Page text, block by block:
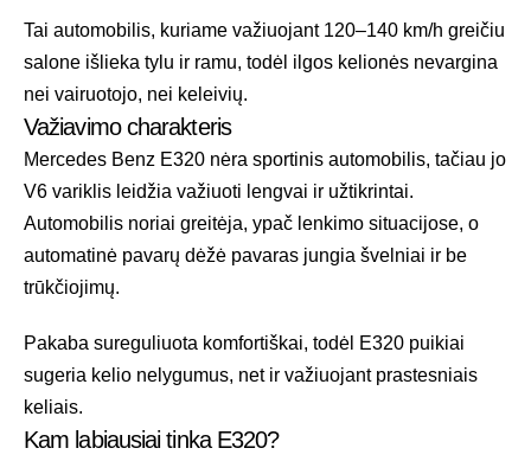
Tai automobilis, kuriame važiuojant 120–140 km/h greičiu
salone išlieka tylu ir ramu, todėl ilgos kelionės nevargina
nei vairuotojo, nei keleivių.
Važiavimo charakteris
Mercedes Benz E320 nėra sportinis automobilis, tačiau jo
V6 variklis leidžia važiuoti lengvai ir užtikrintai.
Automobilis noriai greitėja, ypač lenkimo situacijose, o
automatinė pavarų dėžė pavaras jungia švelniai ir be
trūkčiojimų.
Pakaba sureguliuota komfortiškai, todėl E320 puikiai
sugeria kelio nelygumus, net ir važiuojant prastesniais
keliais.
Kam labiausiai tinka E320?